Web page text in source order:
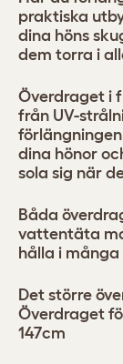
praktiska
dina höns
dem torra i
Överdraget i
från UV-
dina hönor
sola sig när
Båda
vattentäta
hålla i många
Det större
Överdraget
147cm